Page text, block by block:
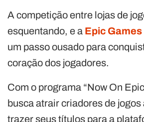
A competição entre lojas de
esquentando, e a Epic Games
um passo ousado para
coração dos jogadores.
Com o programa “Now On
busca atrair criadores de
trazer seus títulos para a